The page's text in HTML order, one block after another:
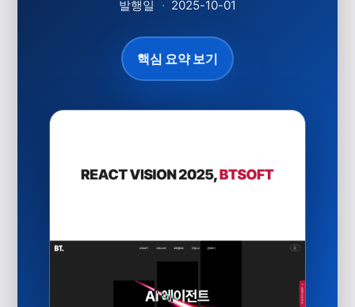
발행일 · 2025-10-01
핵심 요약 보기